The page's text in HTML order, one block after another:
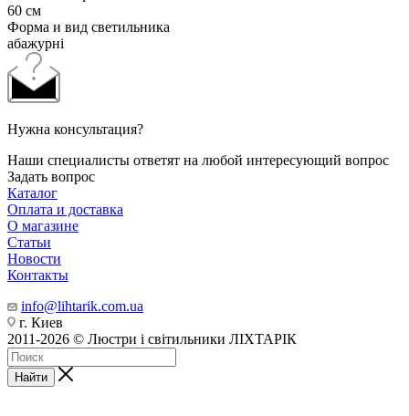
60 см
Форма и вид светильника
абажурні
Нужна консультация?
Наши специалисты ответят на любой интересующий вопрос
Задать вопрос
Каталог
Оплата и доставка
О магазине
Статьи
Новости
Контакты
info@lihtarik.com.ua
г. Киев
2011-2026 © Люстри і світильники ЛІХТАРІК
Найти